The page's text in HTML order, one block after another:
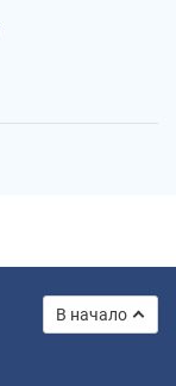
В начало